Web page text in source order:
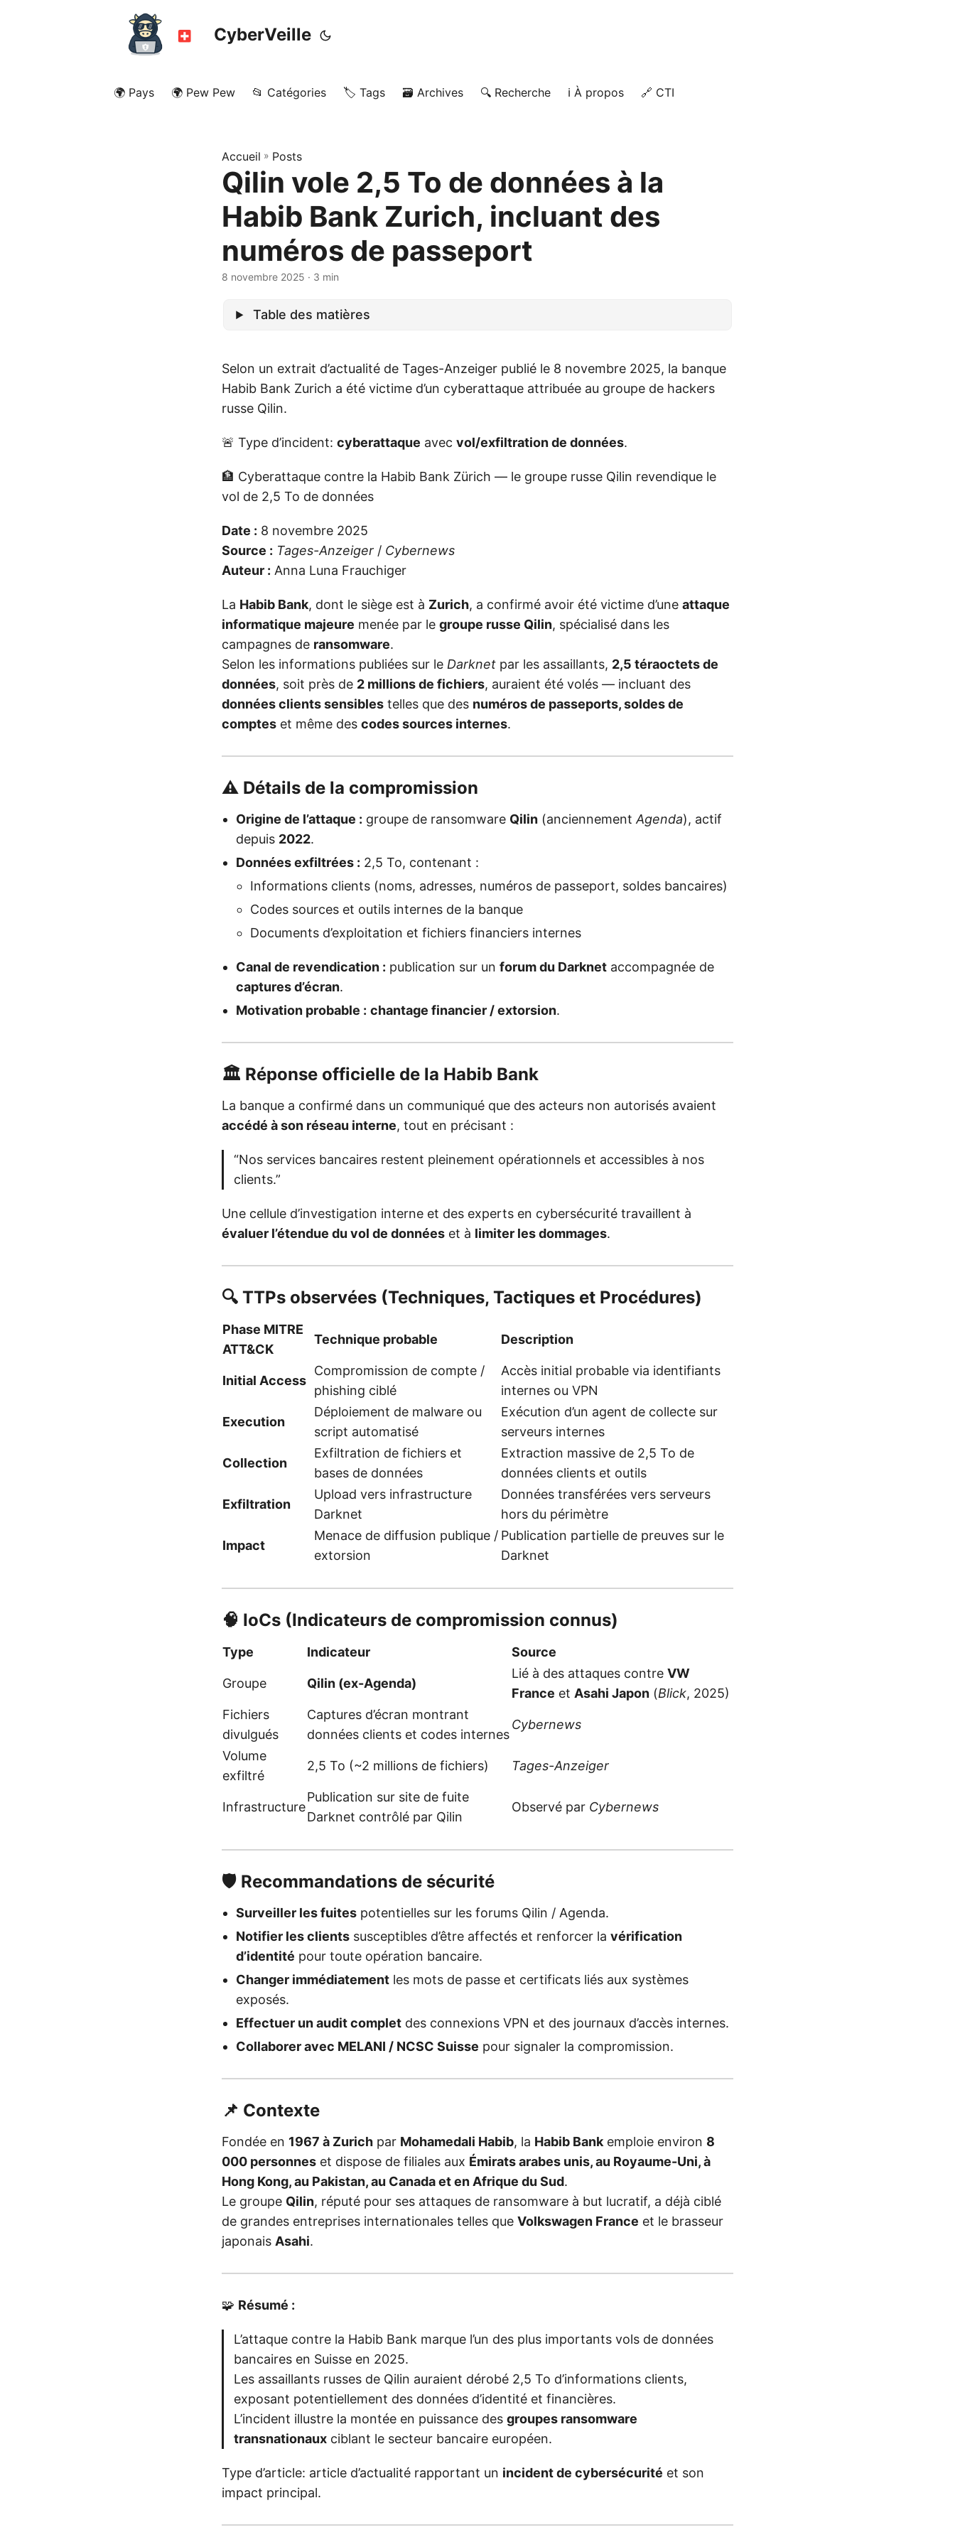
CyberVeille
🌍 Pays 🌍 Pew Pew 📂 Catégories 🏷️ Tags 🗃️ Archives 🔍 Recherche ℹ️ À propos 🔗 CTI
Accueil » Posts
Qilin vole 2,5 To de données à la
Habib Bank Zurich, incluant des
numéros de passeport
8 novembre 2025 · 3 min
Table des matières
Selon un extrait d’actualité de Tages-Anzeiger publié le 8 novembre 2025, la banque
Habib Bank Zurich a été victime d’un cyberattaque attribuée au groupe de hackers
russe Qilin.
🚨 Type d’incident: cyberattaque avec vol/exfiltration de données.
🏦 Cyberattaque contre la Habib Bank Zürich — le groupe russe Qilin revendique le
vol de 2,5 To de données
Date : 8 novembre 2025
Source : Tages-Anzeiger / Cybernews
Auteur : Anna Luna Frauchiger
La Habib Bank, dont le siège est à Zurich, a confirmé avoir été victime d’une attaque
informatique majeure menée par le groupe russe Qilin, spécialisé dans les
campagnes de ransomware.
Selon les informations publiées sur le Darknet par les assaillants, 2,5 téraoctets de
données, soit près de 2 millions de fichiers, auraient été volés — incluant des
données clients sensibles telles que des numéros de passeports, soldes de
comptes et même des codes sources internes.
⚠️ Détails de la compromission
Origine de l’attaque : groupe de ransomware Qilin (anciennementAgenda), actif
depuis 2022.
Données exfiltrées : 2,5 To, contenant :
Informations clients (noms, adresses, numéros de passeport, soldes bancaires)
Codes sources et outils internes de la banque
Documents d’exploitation et fichiers financiers internes
Canal de revendication : publication sur un forum du Darknet accompagnée de
captures d’écran.
Motivation probable : chantage financier / extorsion.
🏛️ Réponse officielle de la Habib Bank
La banque a confirmé dans un communiqué que des acteurs non autorisés avaient
accédé à son réseau interne, tout en précisant :
“Nos services bancaires restent pleinement opérationnels et accessibles à nos
clients.”
Une cellule d’investigation interne et des experts en cybersécurité travaillent à
évaluer l’étendue du vol de données et à limiter les dommages.
🔍 TTPs observées (Techniques, Tactiques et Procédures)
Phase MITRE
ATT&CK
Technique probable Description
Initial Access
Compromission de compte /
phishing ciblé
Accès initial probable via identifiants
internes ou VPN
Execution
Déploiement de malware ou
script automatisé
Exécution d’un agent de collecte sur
serveurs internes
Collection
Exfiltration de fichiers et
bases de données
Extraction massive de 2,5 To de
données clients et outils
Exfiltration
Upload vers infrastructure
Darknet
Données transférées vers serveurs
hors du périmètre
Impact
Menace de diffusion publique /
extorsion
Publication partielle de preuves sur le
Darknet
🧠 IoCs (Indicateurs de compromission connus)
Type Indicateur Source
Groupe Qilin (ex-Agenda)
Lié à des attaques contre VW
France et Asahi Japon (Blick, 2025)
Fichiers
divulgués
Captures d’écran montrant
données clients et codes internes
Cybernews
Volume
exfiltré
2,5 To (~2 millions de fichiers) Tages-Anzeiger
Infrastructure
Publication sur site de fuite
Darknet contrôlé par Qilin
Observé par Cybernews
🛡️ Recommandations de sécurité
Surveiller les fuites potentielles sur les forums Qilin / Agenda.
Notifier les clients susceptibles d’être affectés et renforcer la vérification
d’identité pour toute opération bancaire.
Changer immédiatement les mots de passe et certificats liés aux systèmes
exposés.
Effectuer un audit complet des connexions VPN et des journaux d’accès internes.
Collaborer avec MELANI / NCSC Suisse pour signaler la compromission.
📌 Contexte
Fondée en 1967 à Zurich par Mohamedali Habib, la Habib Bankemploie environ 8
000 personnes et dispose de filiales aux Émirats arabes unis, au Royaume-Uni, à
Hong Kong, au Pakistan, au Canada et en Afrique du Sud.
Le groupe Qilin, réputé pour ses attaques de ransomware à but lucratif, a déjà ciblé
de grandes entreprises internationales telles que Volkswagen France et le brasseur
japonais Asahi.
🧩 Résumé :
L’attaque contre la Habib Bank marque l’un des plus importants vols de données
bancaires en Suisse en 2025.
Les assaillants russes de Qilin auraient dérobé 2,5 To d’informations clients,
exposant potentiellement des données d’identité et financières.
L’incident illustre la montée en puissance des groupes ransomware
transnationaux ciblant le secteur bancaire européen.
Type d’article: article d’actualité rapportant un incident de cybersécurité et son
impact principal.